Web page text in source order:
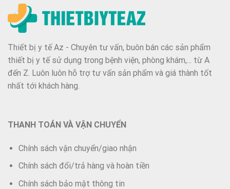
Thiết bị y tế Az - Chuyên tư vấn, buôn bán các sản phẩm
thiết bị y tế sử dụng trong bệnh viện, phòng khám,... từ A
đến Z. Luôn luôn hỗ trợ tư vấn sản phẩm và giá thành tốt
nhất tới khách hàng.
THANH TOÁN VÀ VẬN CHUYỂN
Chính sách vận chuyển/giao nhận
Chính sách đổi/trả hàng và hoàn tiền
Chính sách bảo mật thông tin